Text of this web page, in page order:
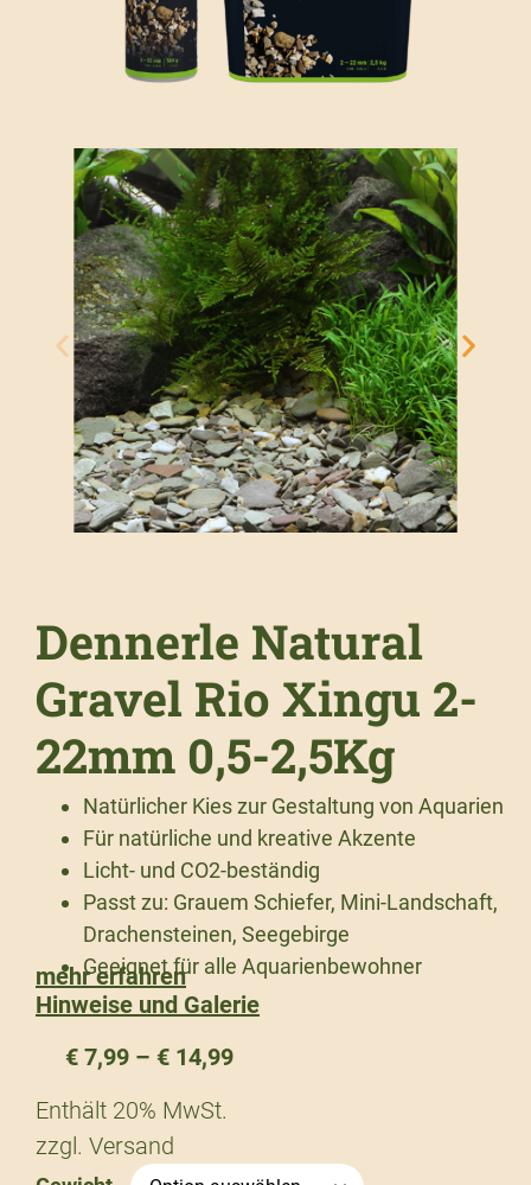
Dennerle Natural
Gravel Rio Xingu 2-
22mm 0,5-2,5Kg
Natürlicher Kies zur Gestaltung von Aquarien
Für natürliche und kreative Akzente
Licht- und CO2-beständig
Passt zu: Grauem Schiefer, Mini-Landschaft,
Drachensteinen, Seegebirge
Geeignet für alle Aquarienbewohner
mehr erfahren
Hinweise und Galerie
€ 7,99 – € 14,99
Enthält 20% MwSt.
zzgl. Versand